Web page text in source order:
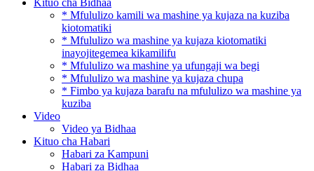
Kituo cha Bidhaa
* Mfululizo kamili wa mashine ya kujaza na kuziba
kiotomatiki
* Mfululizo wa mashine ya kujaza kiotomatiki
inayojitegemea kikamilifu
* Mfululizo wa mashine ya ufungaji wa begi
* Mfululizo wa mashine ya kujaza chupa
* Fimbo ya kujaza barafu na mfululizo wa mashine ya
kuziba
Video
Video ya Bidhaa
Kituo cha Habari
Habari za Kampuni
Habari za Bidhaa